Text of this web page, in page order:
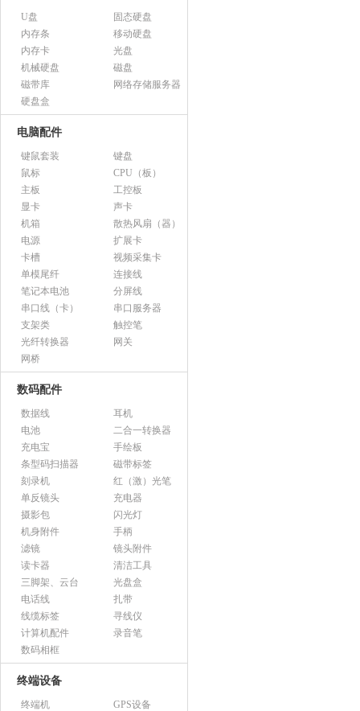
U盘
固态硬盘
内存条
移动硬盘
内存卡
光盘
机械硬盘
磁盘
磁带库
网络存储服务器
硬盘盒
电脑配件
键鼠套装
键盘
鼠标
CPU（板）
主板
工控板
显卡
声卡
机箱
散热风扇（器）
电源
扩展卡
卡槽
视频采集卡
单模尾纤
连接线
笔记本电池
分屏线
串口线（卡）
串口服务器
支架类
触控笔
光纤转换器
网关
网桥
数码配件
数据线
耳机
电池
二合一转换器
充电宝
手绘板
条型码扫描器
磁带标签
刻录机
红（激）光笔
单反镜头
充电器
摄影包
闪光灯
机身附件
手柄
滤镜
镜头附件
读卡器
清洁工具
三脚架、云台
光盘盒
电话线
扎带
线缆标签
寻线仪
计算机配件
录音笔
数码相框
终端设备
终端机
GPS设备